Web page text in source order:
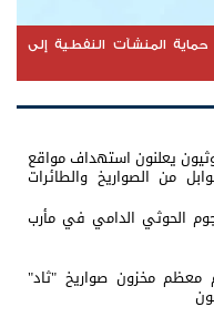
المنشآت النفطية إلى
يعلنون استهداف مواقع
من الصواريخ والطائرات
الحوثي الدامي في مأرب
معظم مخزون صواريخ "ثاد"